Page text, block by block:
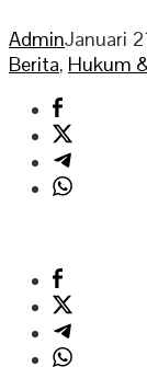
AdminJanuari
Berita, Hukum